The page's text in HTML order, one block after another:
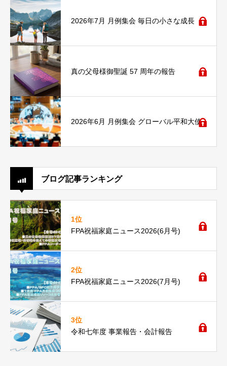
2026年7月 月例集会 毎日の小さな成長
真の父母様御聖誕 57 周年の報告
2026年6月 月例集会 グローバル平和大使
ブログ記事ランキング
1位
FPA祝福家庭ニュース2026(6月号)
2位
FPA祝福家庭ニュース2026(7月号)
3位
令和七年度 事業報告・会計報告